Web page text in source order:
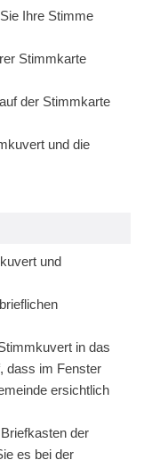
Ihre Stimme
Stimmkarte
der Stimmkarte
und die
und
in das
dass im Fenster
ersichtlich
der
es bei der